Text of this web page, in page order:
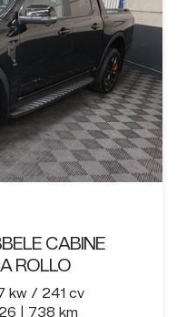
CABINE
ROLLO
kw / 241 cv
738 km